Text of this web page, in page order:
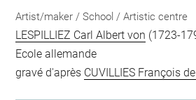
Artist/maker / School / Artistic centre
LESPILLIEZ Carl Albert von (1723-
Ecole allemande
gravé d'après CUVILLIES François